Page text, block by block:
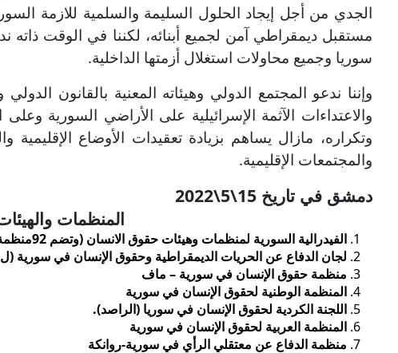
الجدي من أجل إيجاد الحلول السليمة والسلمية للازمة
مستقبل ديمقراطي آمن لجميع أبنائه، لكننا في الوقت
سوريا وجميع محاولات استغلال أزمتها الداخلية.
وإننا ندعو المجتمع الدولي وهيئاته المعنية بالقانون
والاعتداءات الآثمة الإسرائيلية على الأراضي السورية
وتكراره، مازال يساهم بزيادة تعقيدات الأوضاع
والمجتمعات الإقليمية.
دمشق في تاريخ 15\5\2022
المنظمات
الفيدرالية السورية لمنظمات وهيئات حقوق الانسان (وتضم 92منظمة ومركز وهيئة بداخل سورية)
لجان الدفاع عن الحريات الديمقراطية وحقوق الإنسان في سورية
منظمة حقوق الإنسان في سورية – ماف
المنظمة الوطنية لحقوق الإنسان في سورية
اللجنة الكردية لحقوق الإنسان في سوريا (الراصد).
المنظمة العربية لحقوق الإنسان في سورية
منظمة الدفاع عن معتقلي الرأي في سورية-روانكة